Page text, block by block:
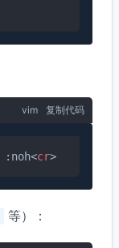
vim 复制代码
:noh<cr>
等）：